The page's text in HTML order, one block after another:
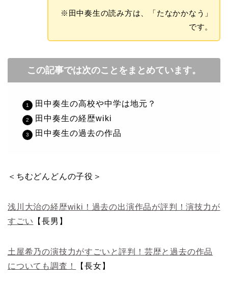
※田中奏生の読み方は、「たなかかなう」
です。
この記事では次のことをまとめています。
田中奏生の高校や中学は地元？
田中奏生の経歴wiki
田中奏生の過去の作品
＜ちむどんどんの子役＞
浅川大治の経歴wiki！過去の出演作品が評判！演技力が
すごい 【長男】
土屋希乃の演技力がすごいと評判！芸歴と過去の作品
についても調査！
【長女】